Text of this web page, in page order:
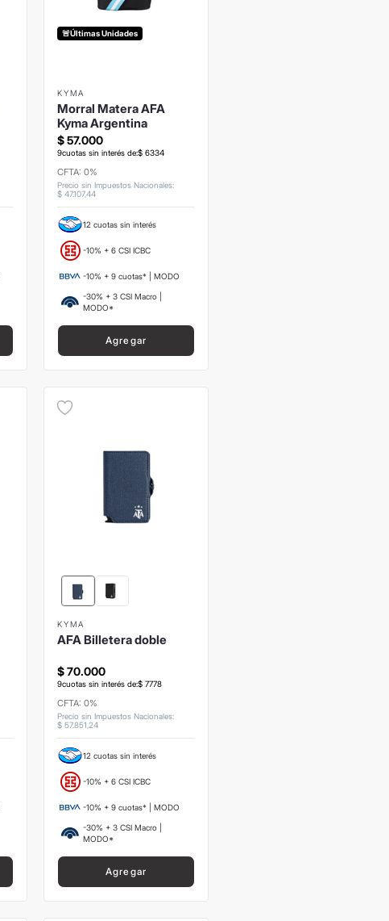
🚨Últimas Unidades
KYMA
Morral Matera AFA
Kyma Argentina
$57.000
9cuotas sin interés de:$ 6334
CFTA: 0%
Precio sin Impuestos Nacionales:
$ 47.107,44
12 cuotas sin interés
-10% + 6 CSI ICBC
-10% + 9 cuotas* | MODO
-30% + 3 CSI Macro |
MODO*
Agregar
KYMA
AFA Billetera doble
$70.000
9cuotas sin interés de:$ 7778
CFTA: 0%
Precio sin Impuestos Nacionales:
$ 57.851 ,24
12 cuotas sin interés
-10% + 6 CSI ICBC
-10% + 9 cuotas* | MODO
-30% + 3 CSI Macro |
MODO*
Agregar